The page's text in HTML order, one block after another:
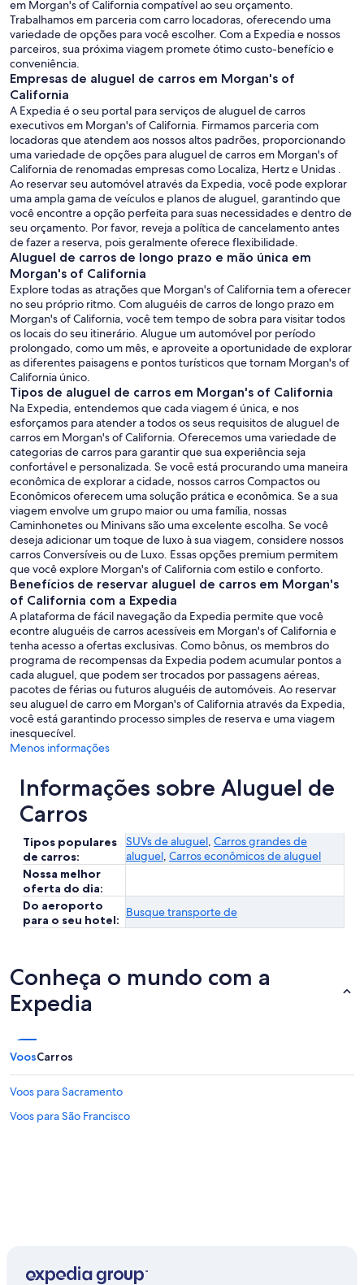
em Morgan's of California compatível ao seu orçamento.
Trabalhamos em parceria com carro locadoras, oferecendo uma
variedade de opções para você escolher. Com a Expedia e nossos
parceiros, sua próxima viagem promete ótimo custo-benefício e
conveniência.
Empresas de aluguel de carros em Morgan's of
California
A Expedia é o seu portal para serviços de aluguel de carros
executivos em Morgan's of California. Firmamos parceria com
locadoras que atendem aos nossos altos padrões, proporcionando
uma variedade de opções para aluguel de carros em Morgan's of
California de renomadas empresas como Localiza, Hertz e Unidas .
Ao reservar seu automóvel através da Expedia, você pode explorar
uma ampla gama de veículos e planos de aluguel, garantindo que
você encontre a opção perfeita para suas necessidades e dentro de
seu orçamento. Por favor, reveja a política de cancelamento antes
de fazer a reserva, pois geralmente oferece flexibilidade.
Aluguel de carros de longo prazo e mão única em
Morgan's of California
Explore todas as atrações que Morgan's of California tem a oferecer
no seu próprio ritmo. Com aluguéis de carros de longo prazo em
Morgan's of California, você tem tempo de sobra para visitar todos
os locais do seu itinerário. Alugue um automóvel por período
prolongado, como um mês, e aproveite a oportunidade de explorar
as diferentes paisagens e pontos turísticos que tornam Morgan's of
California único.
Tipos de aluguel de carros em Morgan's of California
Na Expedia, entendemos que cada viagem é única, e nos
esforçamos para atender a todos os seus requisitos de aluguel de
carros em Morgan's of California. Oferecemos uma variedade de
categorias de carros para garantir que sua experiência seja
confortável e personalizada. Se você está procurando uma maneira
econômica de explorar a cidade, nossos carros Compactos ou
Econômicos oferecem uma solução prática e econômica. Se a sua
viagem envolve um grupo maior ou uma família, nossas
Caminhonetes ou Minivans são uma excelente escolha. Se você
deseja adicionar um toque de luxo à sua viagem, considere nossos
carros Conversíveis ou de Luxo. Essas opções premium permitem
que você explore Morgan's of California com estilo e conforto.
Benefícios de reservar aluguel de carros em Morgan's
of California com a Expedia
A plataforma de fácil navegação da Expedia permite que você
econtre aluguéis de carros acessíveis em Morgan's of California e
tenha acesso a ofertas exclusivas. Como bônus, os membros do
programa de recompensas da Expedia podem acumular pontos a
cada aluguel, que podem ser trocados por passagens aéreas,
pacotes de férias ou futuros aluguéis de automóveis. Ao reservar
seu aluguel de carro em Morgan's of California através da Expedia,
você está garantindo processo simples de reserva e uma viagem
inesquecível.
Menos informações
Informações sobre Aluguel de
Carros
Tipos populares
de carros:
SUVs de aluguel, Carros grandes de
aluguel, Carros econômicos de aluguel
Nossa melhor
oferta do dia:
Do aeroporto
para o seu hotel:
Busque transporte de
Conheça o mundo com a
Expedia
VoosCarros
Voos para Sacramento
Voos para São Francisco